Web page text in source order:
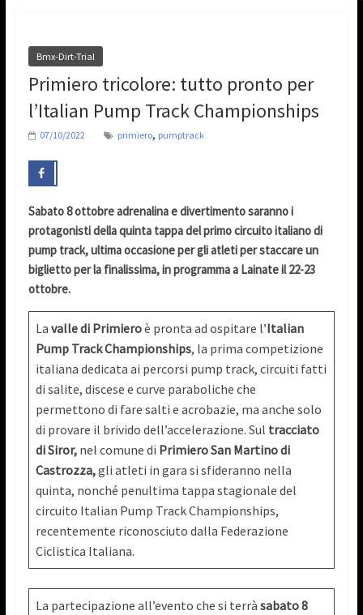
Bmx-Dirt-Trial
Primiero tricolore: tutto pronto per
l’Italian Pump Track Championships
07/10/2022 primiero, pumptrack
Sabato 8 ottobre adrenalina e divertimento saranno i
protagonisti della quinta tappa del primo circuito italiano di
pump track, ultima occasione per gli atleti per staccare un
biglietto per la finalissima, in programma a Lainate il 22-23
ottobre.
La valle di Primieroè pronta ad ospitare l’Italian
Pump Track Championships, la prima competizione
italiana dedicata ai percorsi pump track, circuiti fatti
di salite, discese e curve paraboliche che
permettono di fare salti e acrobazie, ma anche solo
di provare il brivido dell’accelerazione. Sul tracciato
di Siror, nel comune di Primiero San Martino di
Castrozza,gli atleti in gara si sfideranno nella
quinta, nonché penultima tappa stagionale del
circuito Italian Pump Track Championships,
recentemente riconosciuto dalla Federazione
Ciclistica Italiana.
La partecipazione all’evento che si terrà sabato 8